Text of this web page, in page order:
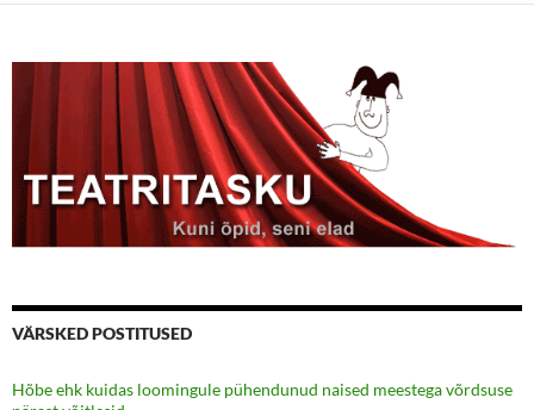
VÄRSKED POSTITUSED
Hõbe ehk kuidas loomingule pühendunud naised meestega võrdsuse